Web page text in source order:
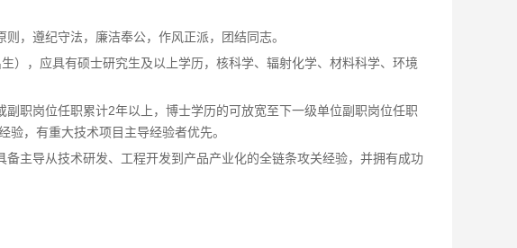
，遵纪守法，廉洁奉公，作风正派，团结同志。
），应具有硕士研究生及以上学历，核科学、辐射化学、材料科学、环境
职岗位任职累计2年以上，博士学历的可放宽至下一级单位副职岗位任职
，有重大技术项目主导经验者优先。
主导从技术研发、工程开发到产品产业化的全链条攻关经验，并拥有成功